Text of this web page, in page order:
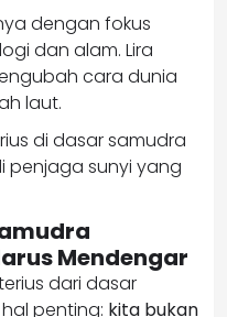
dengan fokus
dan alam. Lira
cara dunia
laut.
di dasar samudra
penjaga sunyi yang
Mendengar
dari dasar
penting: kita bukan